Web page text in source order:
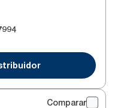
Comparar